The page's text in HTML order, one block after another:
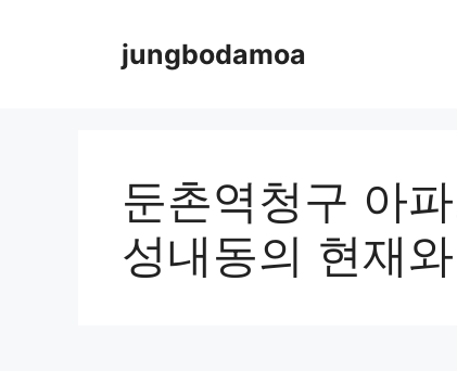
jungbodamoa
둔촌역청구 아
성내동의 현재